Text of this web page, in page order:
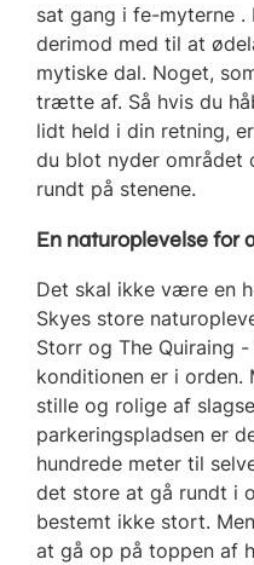
sat gang i fe-myterne .
derimod med til at
mytiske dal. Noget,
trætte af. Så hvis du
lidt held i din retning,
du blot nyder området
rundt på stenene.
En naturoplevelse for
Det skal ikke være en
Skyes store
Storr og The Quiraing
konditionen er i orden.
stille og rolige af
parkeringspladsen er
hundrede meter til
det store at gå rundt i
bestemt ikke stort.
at gå op på toppen af